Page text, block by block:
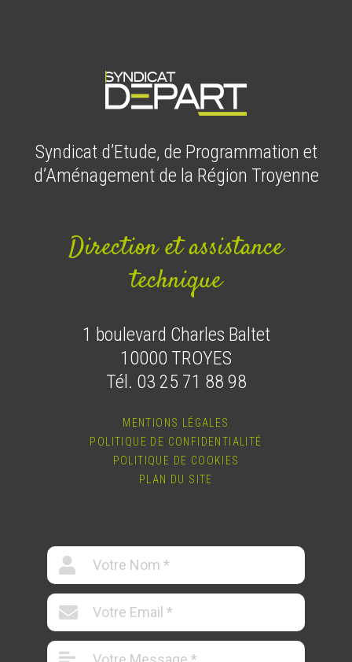
Syndicat d’Etude, de Programmation et
d’Aménagement de la Région Troyenne
Direction et assistance
technique
1 boulevard Charles Baltet
10000 TROYES
Tél. 03 25 71 88 98
MENTIONS LÉGALES
POLITIQUE DE CONFIDENTIALITÉ
POLITIQUE DE COOKIES
PLAN DU SITE